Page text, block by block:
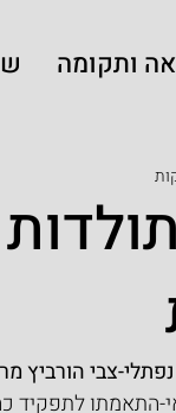
ותקומה
צבי הורביץ
התאמתו לתפקיד